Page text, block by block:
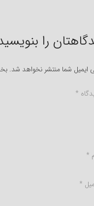
را
ایمیل شما منتشر نخواهد شد.